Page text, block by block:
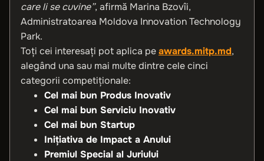
care li se cuvine”, afirmă Marina Bzovîi,
Administratoarea Moldova Innovation Technology
Park.
Toți cei interesați pot aplica peawards.mitp.md,
alegând una sau mai multe dintre cele cinci
categorii competiționale:
Cel mai bun Produs Inovativ
Cel mai bun Serviciu Inovativ
Cel mai bun Startup
Inițiativa de Impact a Anului
Premiul Special al Juriului